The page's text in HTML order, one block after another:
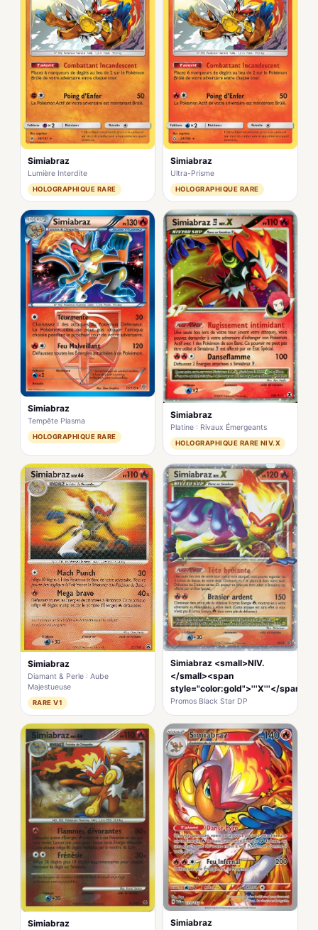
Simiabraz
Lumière Interdite
HOLOGRAPHIQUE RARE
Simiabraz
Ultra-Prisme
HOLOGRAPHIQUE RARE
Simiabraz
Tempête Plasma
HOLOGRAPHIQUE RARE
Simiabraz
Platine : Rivaux Émergeants
HOLOGRAPHIQUE RARE NIV.X
Simiabraz
Diamant & Perle : Aube
Majestueuse
RARE V1
Simiabraz <small>NIV.
</small><span
style="color:gold">'''X'''</span>
Promos Black Star DP
Simiabraz Simiabraz